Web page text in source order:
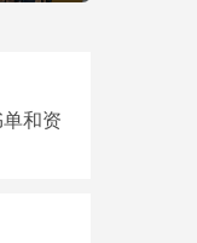
和资